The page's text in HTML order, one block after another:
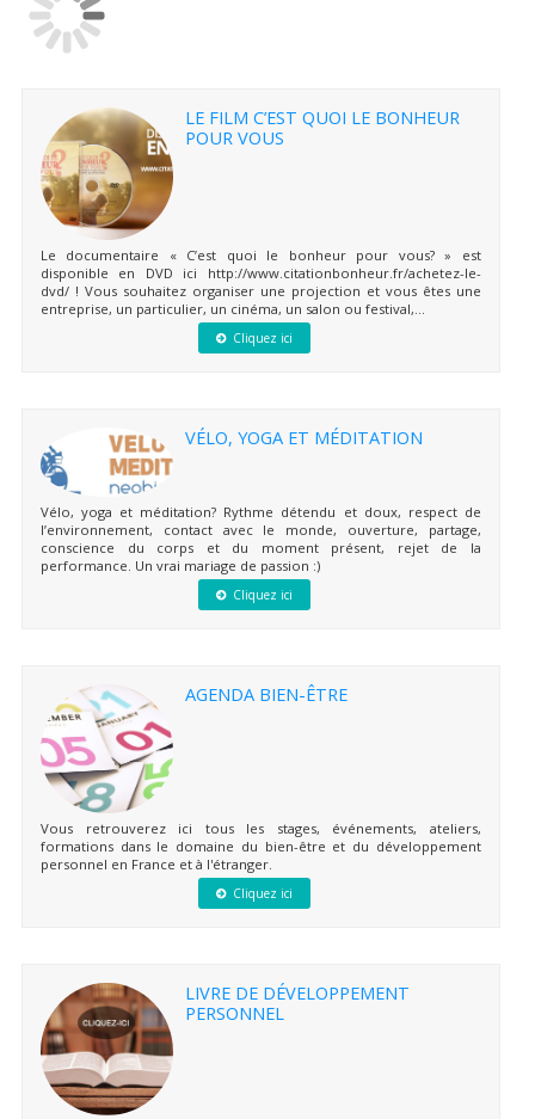
LE FILM C’EST QUOI LE BONHEUR
POUR VOUS
Le documentaire « C’est quoi le bonheur pour vous? » est
disponible en DVD ici http://www.citationbonheur.fr/achetez-le-
dvd/ ! Vous souhaitez organiser une projection et vous êtes une
entreprise, un particulier, un cinéma, un salon ou festival,...
Cliquez ici
VÉLO, YOGA ET MÉDITATION
Vélo, yoga et méditation? Rythme détendu et doux, respect de
l’environnement, contact avec le monde, ouverture, partage,
conscience du corps et du moment présent, rejet de la
performance. Un vrai mariage de passion :)
Cliquez ici
AGENDA BIEN-ÊTRE
Vous retrouverez ici tous les stages, événements, ateliers,
formations dans le domaine du bien-être et du développement
personnel en France et à l'étranger.
Cliquez ici
LIVRE DE DÉVELOPPEMENT
PERSONNEL